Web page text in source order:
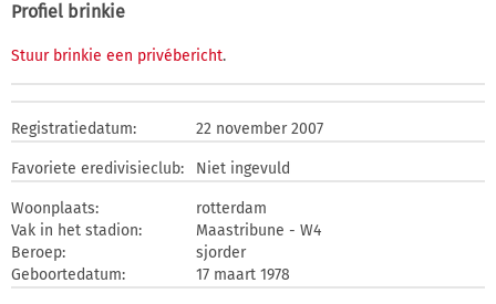
Profiel brinkie
Stuur brinkie een privébericht.
Registratiedatum: 22 november 2007
Favoriete eredivisieclub: Niet ingevuld
Woonplaats:
rotterdam
Vak in het stadion:
Maastribune - W4
Beroep:
sjorder
Geboortedatum:
17 maart 1978